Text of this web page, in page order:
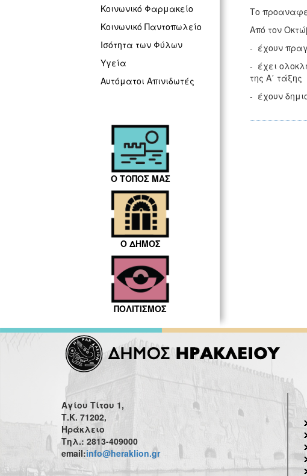
Κοινωνικό Φαρμακείο
Κοινωνικό Παντοπωλείο
Ισότητα των Φύλων
Υγεία
Αυτόματοι Απινιδωτές
Ο ΤΟΠΟΣ ΜΑΣ
Ο ΔΗΜΟΣ
ΠΟΛΙΤΙΣΜΟΣ
Το
Από τον
- έχουν
- έχει
της Α΄ τάξης
- έχουν
Αγίου Τίτου 1,
Τ.Κ. 71202,
Ηράκλειο
Τηλ.: 2813-409000
email:info@heraklion.gr